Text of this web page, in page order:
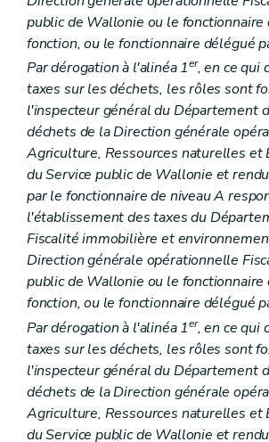
public de Wallonie ou le fonctionnaire
fonction, ou le fonctionnaire délégué
Par dérogation à l'alinéa 1er, en ce qui
taxes sur les déchets, les rôles sont
l'inspecteur général du Département
déchets de la Direction générale
Agriculture, Ressources naturelles et
du Service public de Wallonie et
par le fonctionnaire de niveau A
l'établissement des taxes du
Fiscalité immobilière et
Direction générale opérationnelle
public de Wallonie ou le fonctionnaire
fonction, ou le fonctionnaire délégué
Par dérogation à l'alinéa 1er, en ce qui
taxes sur les déchets, les rôles sont
l'inspecteur général du Département
déchets de la Direction générale
Agriculture, Ressources naturelles et
du Service public de Wallonie et